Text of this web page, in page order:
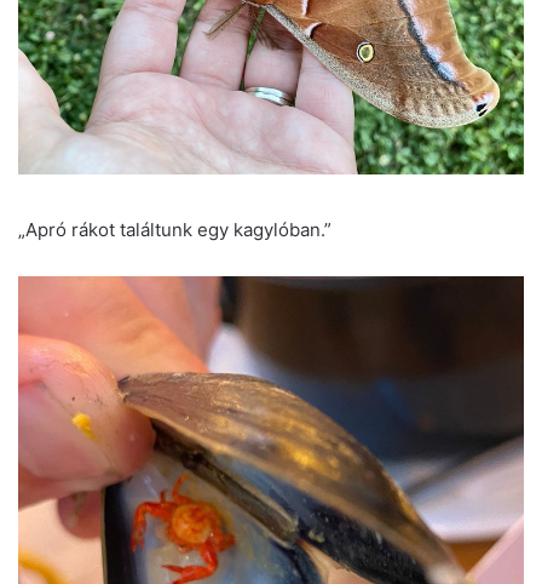
„Apró rákot találtunk egy kagylóban.”